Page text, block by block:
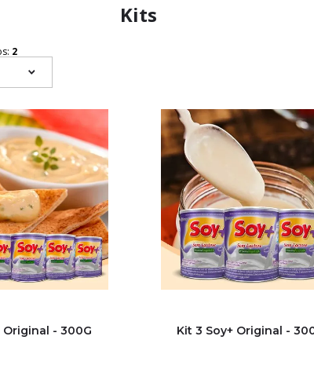
Kits
2
Original - 300G Kit 3 Soy+ Original -